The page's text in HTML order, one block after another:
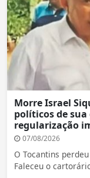
Morre Israel
políticos de sua
regularização
07/08/2026
O Tocantins
Faleceu o